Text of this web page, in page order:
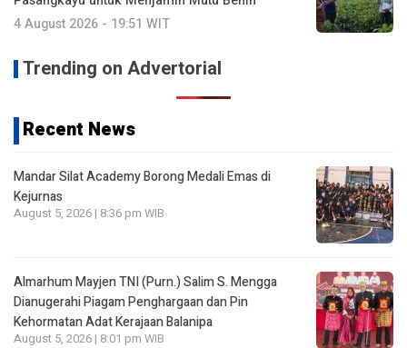
4 August 2026 - 19:51 WIT
Trending on Advertorial
Recent News
Mandar Silat Academy Borong Medali Emas di
Kejurnas
August 5, 2026 | 8:36 pm WIB
Almarhum Mayjen TNI (Purn.) Salim S. Mengga
Dianugerahi Piagam Penghargaan dan Pin
Kehormatan Adat Kerajaan Balanipa
August 5, 2026 | 8:01 pm WIB